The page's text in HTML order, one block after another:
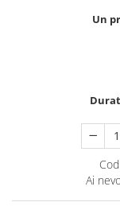
Accesorii Arhivare
Organizare si
Seturi birotica
Articole scolare
Caiete si Carnetele
Un
Ai